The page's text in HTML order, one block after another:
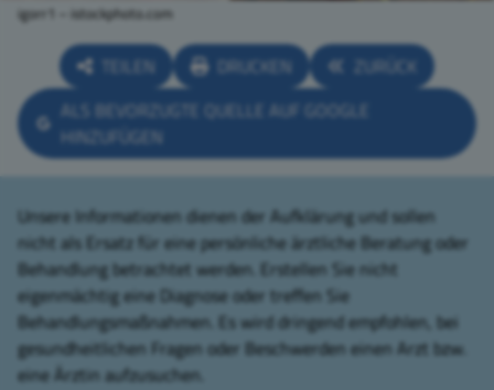
igorr1 – istockphoto.com
TEILEN DRUCKEN
ZURÜCK
ALS BEVORZUGTE QUELLE AUF GOOGLE
HINZUFÜGEN
Unsere Informationen dienen der Aufklärung und sollen
nicht als Ersatz für eine persönliche ärztliche Beratung oder
Behandlung betrachtet werden. Erstellen Sie nicht
eigenmächtig eine Diagnose oder treffen Sie
Behandlungsmaßnahmen. Es wird dringend empfohlen, bei
gesundheitlichen Fragen oder Beschwerden einen Arzt bzw.
eine Ärztin aufzusuchen.